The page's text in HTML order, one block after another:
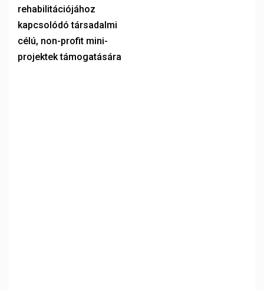
rehabilitációjához
kapcsolódó társadalmi
célú, non-profit mini-
projektek támogatására